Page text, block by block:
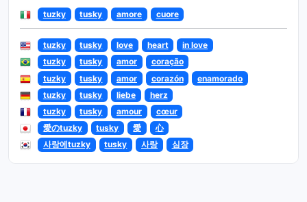
tuzky tusky amore cuore
tuzky tusky love heart
in love
tuzky
tusky amor
coração
tuzky
tusky amor corazón
enamorado
tuzky
tusky liebe
herz
tuzky
tusky amour
cœur
愛のtuzky
tusky 愛
心
사랑에tuzky
tusky 사랑 심장